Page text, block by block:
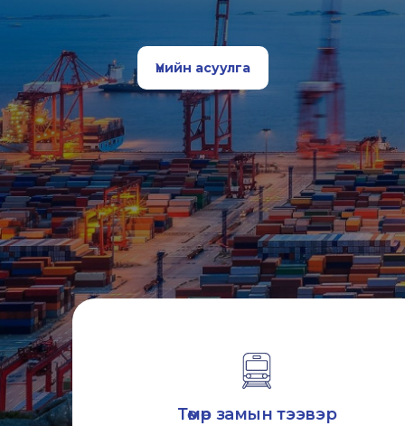
Үнийн асуулга
Төмөр замын тээвэр